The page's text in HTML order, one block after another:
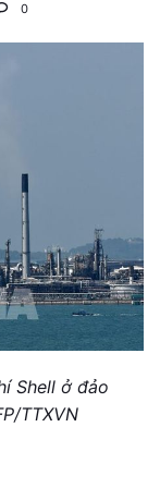
0
Shell ở đảo
TTXVN